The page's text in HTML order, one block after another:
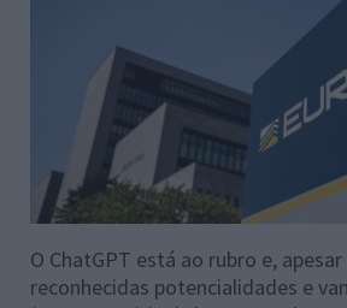
O ChatGPT está ao rubro e,
reconhecidas potencialidades e